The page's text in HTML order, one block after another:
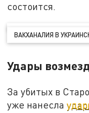
состоится.
ВАКХАНАЛИЯ В
Удары
За убитых в
уже нанесла